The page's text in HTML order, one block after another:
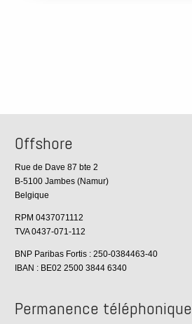
Offshore
Rue de Dave 87 bte 2
B-5100 Jambes (Namur)
Belgique
RPM 0437071112
TVA 0437-071-112
BNP Paribas Fortis : 250-0384463-40
IBAN : BE02 2500 3844 6340
Permanence téléphonique